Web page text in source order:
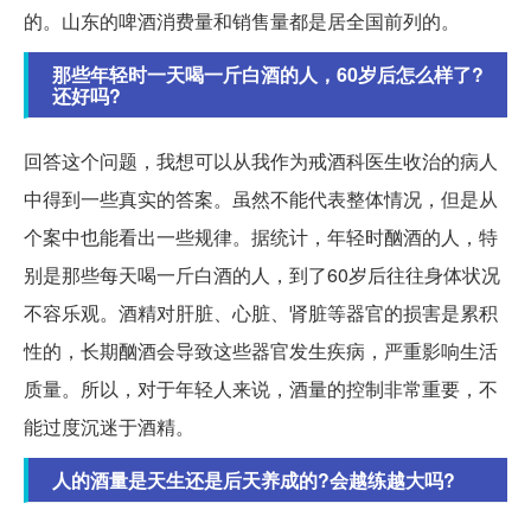
的。山东的啤酒消费量和销售量都是居全国前列的。
那些年轻时一天喝一斤白酒的人，60岁后怎么样了?
还好吗?
回答这个问题，我想可以从我作为戒酒科医生收治的病人
中得到一些真实的答案。虽然不能代表整体情况，但是从
个案中也能看出一些规律。据统计，年轻时酗酒的人，特
别是那些每天喝一斤白酒的人，到了60岁后往往身体状况
不容乐观。酒精对肝脏、心脏、肾脏等器官的损害是累积
性的，长期酗酒会导致这些器官发生疾病，严重影响生活
质量。所以，对于年轻人来说，酒量的控制非常重要，不
能过度沉迷于酒精。
人的酒量是天生还是后天养成的?会越练越大吗?